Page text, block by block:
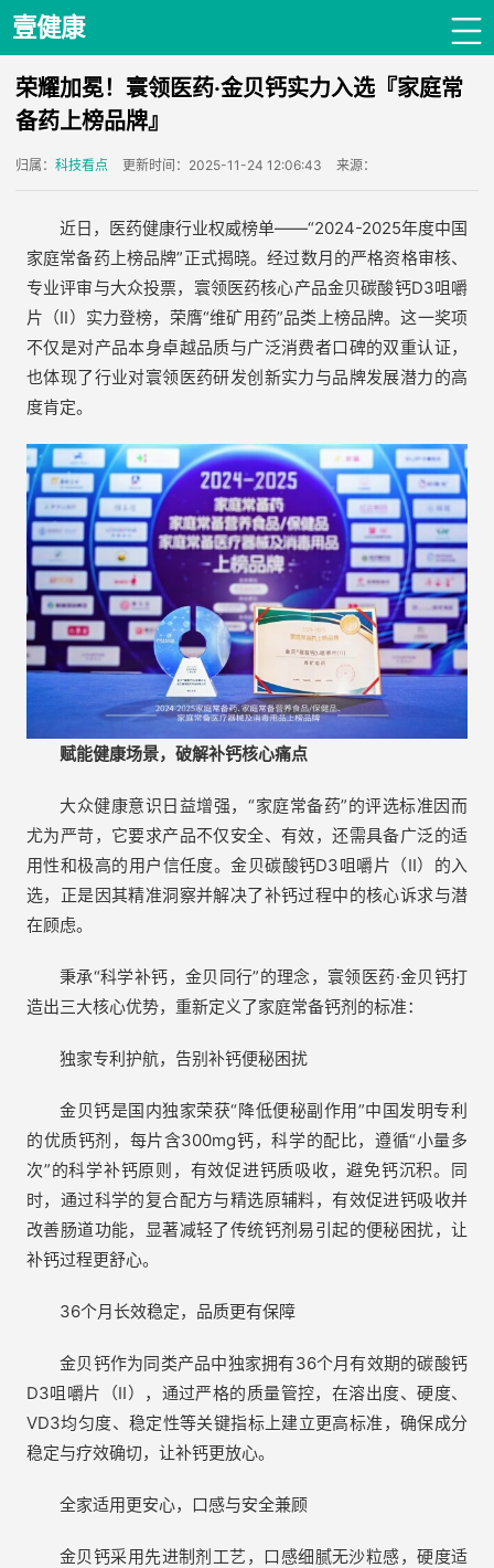
壹健康
荣耀加冕！寰领医药·金贝钙实力入选『家庭常
备药上榜品牌』
归属： 科技看点 更新时间：2025-11-24 12:06:43 来源：
近日，医药健康行业权威榜单——“2024-2025年度中国
家庭常备药上榜品牌”正式揭晓。经过数月的严格资格审核、
专业评审与大众投票，寰领医药核心产品金贝碳酸钙D3咀嚼
片（II）实力登榜，荣膺“维矿用药”品类上榜品牌。这一奖项
不仅是对产品本身卓越品质与广泛消费者口碑的双重认证，
也体现了行业对寰领医药研发创新实力与品牌发展潜力的高
度肯定。
赋能健康场景，破解补钙核心痛点
大众健康意识日益增强，“家庭常备药”的评选标准因而
尤为严苛，它要求产品不仅安全、有效，还需具备广泛的适
用性和极高的用户信任度。金贝碳酸钙D3咀嚼片（II）的入
选，正是因其精准洞察并解决了补钙过程中的核心诉求与潜
在顾虑。
秉承“科学补钙，金贝同行”的理念，寰领医药·金贝钙打
造出三大核心优势，重新定义了家庭常备钙剂的标准：
独家专利护航，告别补钙便秘困扰
金贝钙是国内独家荣获“降低便秘副作用”中国发明专利
的优质钙剂，每片含300mg钙，科学的配比，遵循“小量多
次”的科学补钙原则，有效促进钙质吸收，避免钙沉积。同
时，通过科学的复合配方与精选原辅料，有效促进钙吸收并
改善肠道功能，显著减轻了传统钙剂易引起的便秘困扰，让
补钙过程更舒心。
36个月长效稳定，品质更有保障
金贝钙作为同类产品中独家拥有36个月有效期的碳酸钙
D3咀嚼片（II），通过严格的质量管控，在溶出度、硬度、
VD3均匀度、稳定性等关键指标上建立更高标准，确保成分
稳定与疗效确切，让补钙更放心。
全家适用更安心，口感与安全兼顾
金贝钙采用先进制剂工艺，口感细腻无沙粒感，硬度适